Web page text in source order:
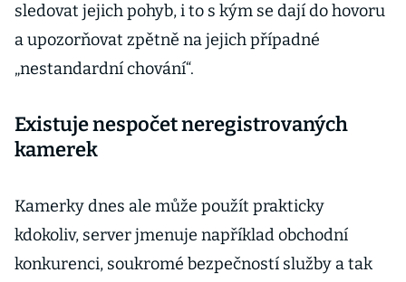
sledovat jejich pohyb, i to s kým se dají do hovoru
a upozorňovat zpětně na jejich případné
„nestandardní chování“.
Existuje nespočet neregistrovaných
kamerek
Kamerky dnes ale může použít prakticky
kdokoliv, server jmenuje například obchodní
konkurenci, soukromé bezpečností služby a tak